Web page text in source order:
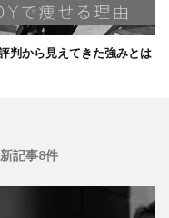
判から見えてきた強みとは
記事8件